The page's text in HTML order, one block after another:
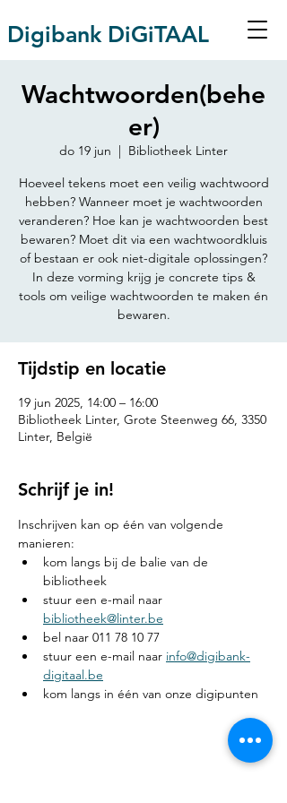
Digibank DiGiTAAL
Wachtwoorden(behe
er)
do 19 jun
  |
Bibliotheek Linter
Hoeveel tekens moet een veilig wachtwoord
hebben? Wanneer moet je wachtwoorden
veranderen? Hoe kan je wachtwoorden best
bewaren? Moet dit via een wachtwoordkluis
of bestaan er ook niet-digitale oplossingen?
In deze vorming krijg je concrete tips &
tools om veilige wachtwoorden te maken én
bewaren.
Tijdstip en locatie
19 jun 2025, 14:00 – 16:00
Bibliotheek Linter, Grote Steenweg 66, 3350
Linter, België
Schrijf je in!
Inschrijven kan op één van volgende
manieren:
kom langs bij de balie van de
bibliotheek
stuur een e-mail naar
bibliotheek@linter.be
bel naar 011 78 10 77
stuur een e-mail naar info@digibank-
digitaal.be
kom langs in één van onze digipunten